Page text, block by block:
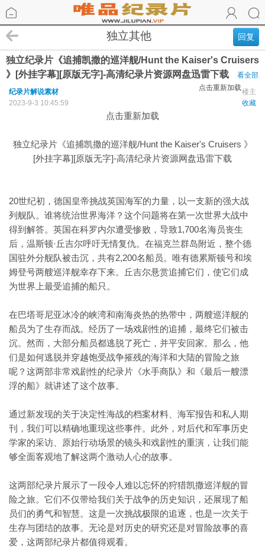
回复
独立其他
独立纪录片《追捕凯撒的巡洋舰/Hunt the Kaiser's Cruisers
》[外挂字幕][原版无字]-高清纪录片资源网盘迅雷下载
看全部
点击重新加载楼主
纪录片解说素材
收藏
2023-9-3 10:45:59
点击重新加载
独立纪录片《追捕凯撒的巡洋舰/Hunt the Kaiser's Cruisers 》
[外挂字幕][原版无字]-高清纪录片资源网盘迅雷下载
20世纪初，德国皇帝挑战英国海军的力量，以一支新的强大战
列舰队。谁将统治世界海洋？这个问题将在第一次世界大战中
得到解答。英国在科罗内尔遭受惨败，导致1,700名海员丧生
后，温斯顿·丘吉尔呼吁无情复仇。在福克兰群岛附近，整个德
国驻外分舰队被击沉，共有2,200名船员。唯有德累斯顿号和埃
姆登号两艘巡洋舰幸存下来。丘吉尔悬赏追捕它们，使它们成
为世界上最受追捕的船只。
在巴塔哥尼亚冰冷的峡湾和南海炎热的热带中，两艘巡洋舰的
船员为了生存而战。经历了一场戏剧性的追捕，最终它们被击
沉。然而，大部分船员都逃脱了死亡，并平安回家。那么，他
们是如何逃脱并穿越饱受战争摧残的海洋和大陆的冒险之旅
呢？这两部非常戏剧性的纪录片《水手商队》和《最后一艘漂
浮的船》就讲述了这个故事。
通过新发现的关于决定性海战的档案材料、海军报告和私人期
刊，我们可以精确地重现这些事件。此外，对后代和军事历史
学家的采访、原始行动场景的镜头和戏剧性的重演，让我们能
够全面客观地了解这两个激动人心的故事。
这两部纪录片展示了一段令人难以忘怀的狩猎凯撒巡洋舰的冒
险之旅。它们不仅带给我们关于战争的历史知识，还展现了船
员们的勇气和智慧。这是一次挑战极限的追逐，也是一次关于
生存与团结的故事。无论是对历史的研究还是对冒险故事的喜
爱，这两部纪录片都值得观看。